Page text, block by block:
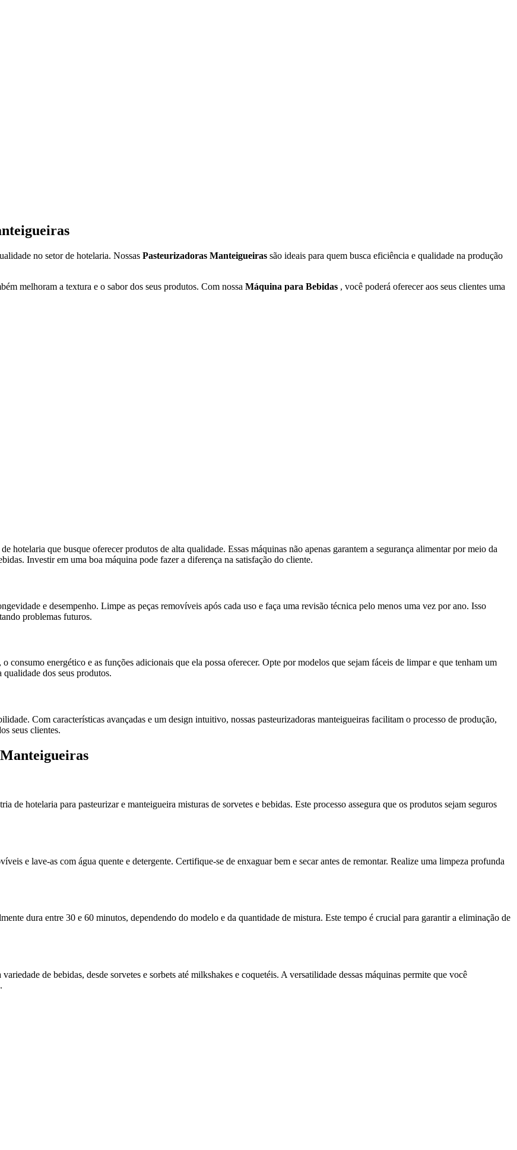
no setor de hotelaria. Nossas Pasteurizadoras Manteigueiras são ideais para quem busca eficiência e qualidade na produção
melhoram a textura e o sabor dos seus produtos. Com nossa Máquina para Bebidas , você poderá oferecer aos seus clientes uma
hotelaria que busque oferecer produtos de alta qualidade. Essas máquinas não apenas garantem a segurança alimentar por meio da
Investir em uma boa máquina pode fazer a diferença na satisfação do cliente.
e desempenho. Limpe as peças removíveis após cada uso e faça uma revisão técnica pelo menos uma vez por ano. Isso
problemas futuros.
o consumo energético e as funções adicionais que ela possa oferecer. Opte por modelos que sejam fáceis de limpar e que tenham um
dos seus produtos.
Com características avançadas e um design intuitivo, nossas pasteurizadoras manteigueiras facilitam o processo de produção,
seus clientes.
de hotelaria para pasteurizar e manteigueira misturas de sorvetes e bebidas. Este processo assegura que os produtos sejam seguros
e lave-as com água quente e detergente. Certifique-se de enxaguar bem e secar antes de remontar. Realize uma limpeza profunda
dura entre 30 e 60 minutos, dependendo do modelo e da quantidade de mistura. Este tempo é crucial para garantir a eliminação de
de bebidas, desde sorvetes e sorbets até milkshakes e coquetéis. A versatilidade dessas máquinas permite que você